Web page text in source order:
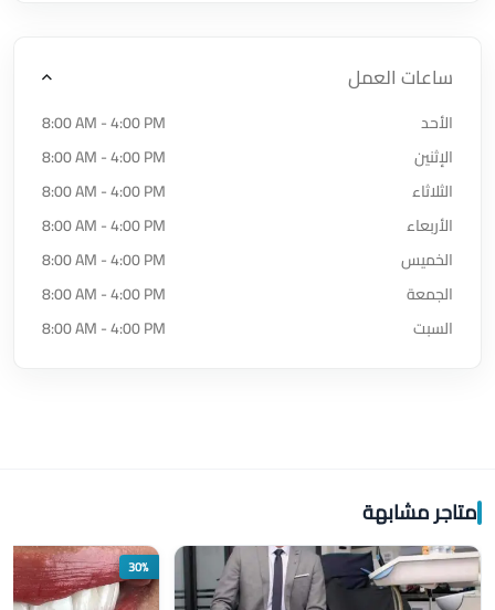
ساعات العمل
الأحد
8:00 AM - 4:00 PM
الإثنين
8:00 AM - 4:00 PM
الثلاثاء
8:00 AM - 4:00 PM
الأربعاء
8:00 AM - 4:00 PM
الخميس
8:00 AM - 4:00 PM
الجمعة
8:00 AM - 4:00 PM
السبت
8:00 AM - 4:00 PM
متاجر مشابهة
30%